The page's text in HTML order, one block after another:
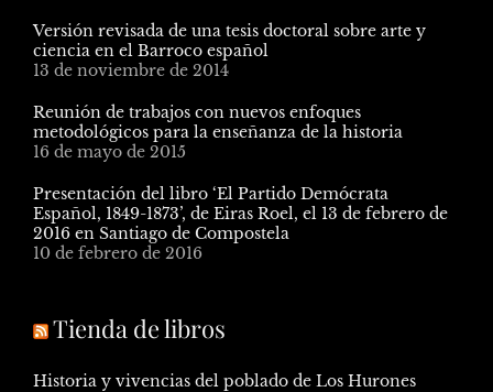
Versión revisada de una tesis doctoral sobre arte y
ciencia en el Barroco español
13 de noviembre de 2014
Reunión de trabajos con nuevos enfoques
metodológicos para la enseñanza de la historia
16 de mayo de 2015
Presentación del libro ‘El Partido Demócrata
Español, 1849-1873’, de Eiras Roel, el 13 de febrero de
2016 en Santiago de Compostela
10 de febrero de 2016
Tienda de libros
Historia y vivencias del poblado de Los Hurones